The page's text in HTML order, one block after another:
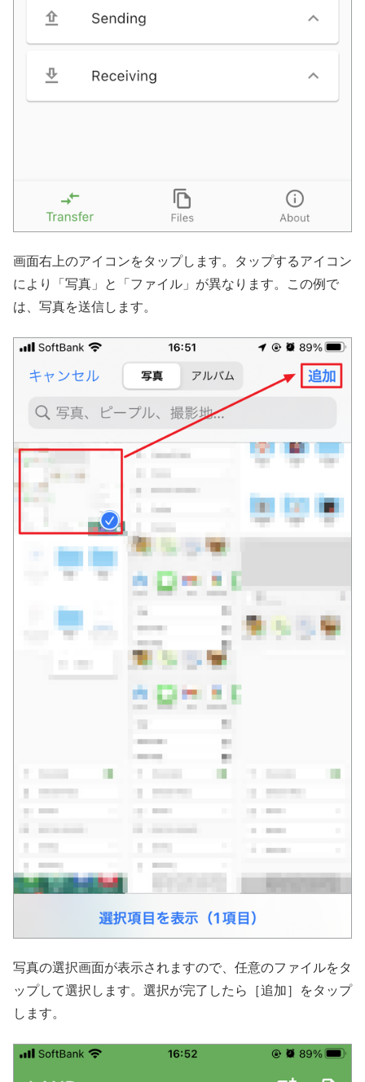
画面右上のアイコンをタップします。タップするアイコン
により「写真」と「ファイル」が異なります。この例で
は、写真を送信します。
写真の選択画面が表示されますので、任意のファイルをタ
ップして選択します。選択が完了したら［追加］をタップ
します。